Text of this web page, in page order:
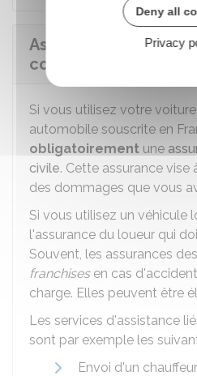
Assurance
conduite de véhicule
Si vous utilisez votre
automobile souscrite en
obligatoirement une
civile. Cette assurance vise
des dommages que vous
Si vous utilisez un véhicule
l'assurance du loueur qui
Souvent, les assurances
franchisesen cas
charge. Elles peuvent être
Les services d'assistance
sont par exemple les
Envoi d'un
Deny all
Privacy